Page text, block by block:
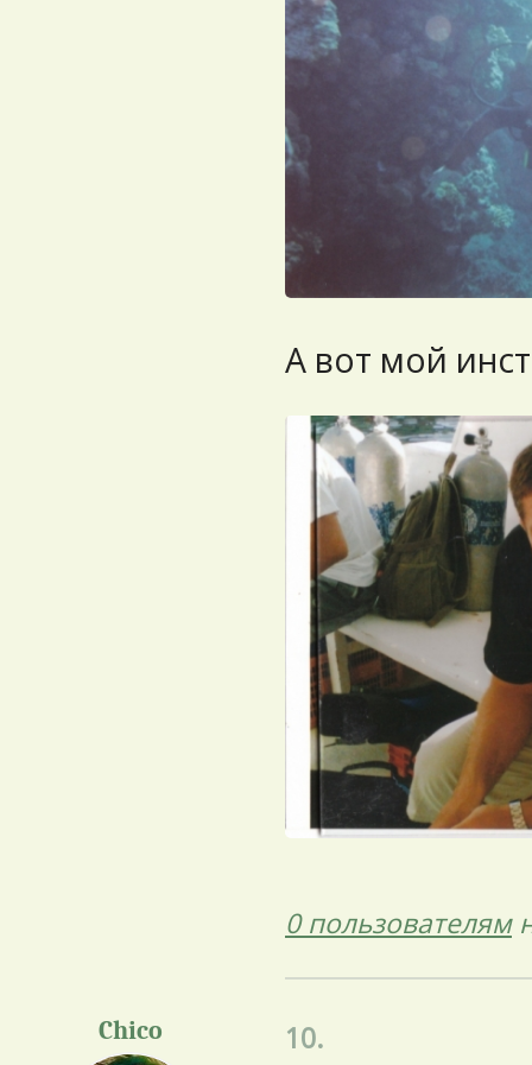
А вот мой
0 пользователям
Chico 10.